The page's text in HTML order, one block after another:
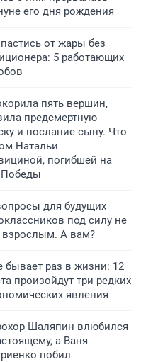
его дня рождения
от жары без
5 работающих
пять вершин,
предсмертную
и послание сыну. Что
Натальи
погибшей на
Победы
для будущих
под силу не
взрослым. А вам?
бывает раз в жизни: 12
произойдут три редких
явления
Шаляпин влюбился
а Ваня
побил